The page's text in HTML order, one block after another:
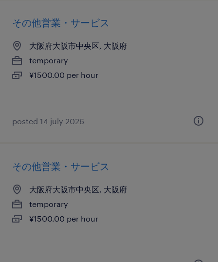
その他営業・サービス
大阪府大阪市中央区, 大阪府
temporary
¥1500.00 per hour
posted 14 july 2026
その他営業・サービス
大阪府大阪市中央区, 大阪府
temporary
¥1500.00 per hour